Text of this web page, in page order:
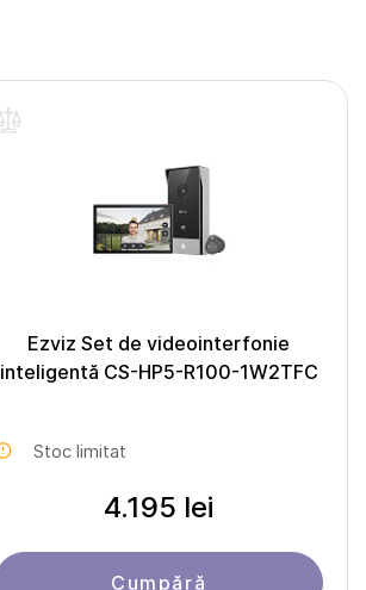
Ezviz Set de videointerfonie
inteligentă CS-HP5-R100-1W2TFC
Stoc limitat
4.195 lei
Cumpără